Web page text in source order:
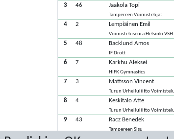
3 46 Jaakola Topi
Tampereen Voimistelijat
4 2 Lempiäinen Emil
Voimisteluseura Helsinki VSH
5 48 Backlund Amos
IF Drott
6 7 Karkhu Aleksei
HIFK Gymnastics
7 3 Mattsson Vincent
Turun Urheiluliitto Voimistelu
8 4 Keskitalo Atte
Turun Urheiluliitto Voimistelu
9 43 Racz Benedek
Tampereen Sisu